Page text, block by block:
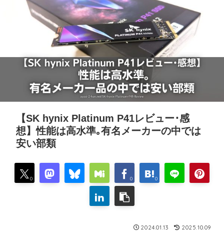
【SK hynix Platinum P41レビュー･感
想】性能は高水準｡有名メーカーの中では
安い部類
0 0 0
2024.01.13 2025.10.09